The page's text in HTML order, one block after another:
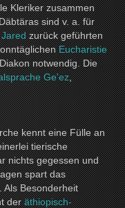
Kleriker zusammen
sind v. a. für
zurück geführten
Eucharistie
notwendig. Die
Ge'ez,
kennt eine Fülle an
tierische
nichts gegessen und
spart das
Als Besonderheit
deräthiopisch-